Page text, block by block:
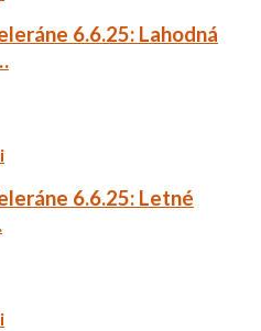
6.6.25: Lahodná
6.6.25: Letné